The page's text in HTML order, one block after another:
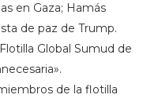
en Gaza; Hamás
de paz de Trump.
Global Sumud de
de la flotilla